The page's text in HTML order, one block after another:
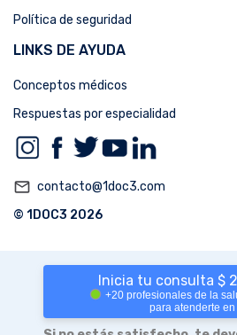
Inicia tu consulta $
+20 profesionales de la
para atenderte
Política de seguridad
LINKS DE AYUDA
Conceptos médicos
Respuestas por especialidad
mail_outline contacto@1doc3.com
© 1DOC3 2026